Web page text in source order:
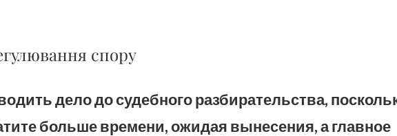
спору
дело до судебного разбирательства,
больше времени, ожидая вынесения, а главное